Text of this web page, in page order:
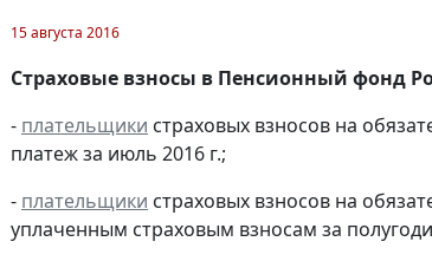
15 августа 2016
Страховые взносы в Пенсионный фонд
- плательщики страховых взносов на
платеж за июль 2016 г.;
- плательщики страховых взносов на
уплаченным страховым взносам за